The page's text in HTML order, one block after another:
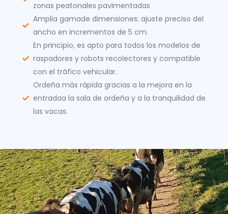
zonas peatonales pavimentadas
Amplia gamade dimensiones: ajuste preciso del
ancho en incrementos de 5 cm.
En principio, es apto para todos los modelos de
raspadores y robots recolectores y compatible
con el tráfico vehicular.
Ordeña más rápida gracias a la mejora en la
entradaa la sala de ordeña y a la tranquilidad de
las vacas.